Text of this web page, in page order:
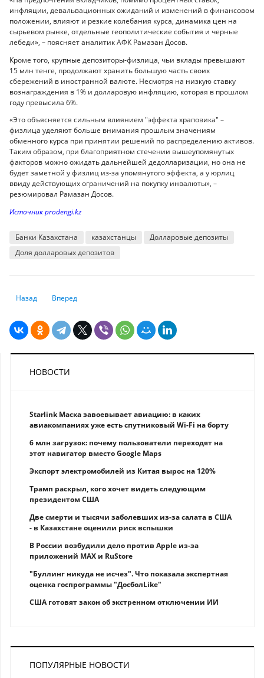
инфляции, девальвационных ожиданий и изменений в финансовом
положении, влияют и резкие колебания курса, динамика цен на
сырьевом рынке, отдельные геополитические события и черные
лебеди», – поясняет аналитик АФК Рамазан Досов.
Кроме того, крупные депозиторы-физлица, чьи вклады превышают
15 млн тенге, продолжают хранить большую часть своих
сбережений в иностранной валюте. Несмотря на низкую ставку
вознаграждения в 1% и долларовую инфляцию, которая в прошлом
году превысила 6%.
«Это объясняется сильным влиянием "эффекта храповика" –
физлица уделяют больше внимания прошлым значениям
обменного курса при принятии решений по распределению активов.
Таким образом, при благоприятном стечении вышеупомянутых
факторов можно ожидать дальнейшей дедолларизации, но она не
будет заметной у физлиц из-за упомянутого эффекта, а у юрлиц
ввиду действующих ограничений на покупку инвалюты», –
резюмировал Рамазан Досов.
Источник prodengi.kz
Банки Казахстана казахстанцы
Долларовые депозиты
Доля долларовых депозитов
Предыдущий: Четырехдневная рабочая неделя появится с 1 июля:
Назад Следующий: Курсу тенге май не сулит ничего хорошего –
Вперед
НОВОСТИ
Starlink Маска завоевывает авиацию: в каких
авиакомпаниях уже есть спутниковый Wi-Fi на борту
6 млн загрузок: почему пользователи переходят на
этот навигатор вместо Google Maps
Экспорт электромобилей из Китая вырос на 120%
Трамп раскрыл, кого хочет видеть следующим
президентом США
Две смерти и тысячи заболевших из-за салата в США
- в Казахстане оценили риск вспышки
В России возбудили дело против Apple из-за
приложений MAX и RuStore
"Буллинг никуда не исчез". Что показала экспертная
оценка госпрограммы "ДосболLike"
США готовят закон об экстренном отключении ИИ
ПОПУЛЯРНЫЕ НОВОСТИ